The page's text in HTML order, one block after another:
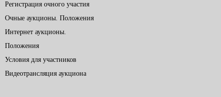
Регистрация очного участия
Очные аукционы. Положения
Интернет аукционы.
Положения
Условия для участников
Видеотрансляция аукциона